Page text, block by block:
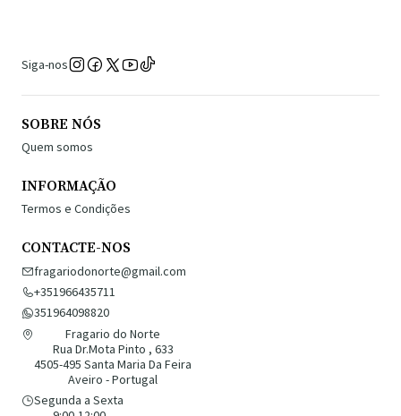
Siga-nos
SOBRE NÓS
Quem somos
INFORMAÇÃO
Termos e Condições
CONTACTE-NOS
fragariodonorte@gmail.com
+351966435711
351964098820
Fragario do Norte
Rua Dr.Mota Pinto , 633
4505-495 Santa Maria Da Feira
Aveiro - Portugal
Segunda a Sexta